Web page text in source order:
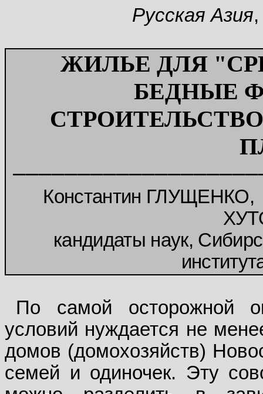
Русская Азия
ЖИЛЬЕ ДЛЯ
БЕДНЫЕ
Константин ГЛУЩЕНКО,
кандидаты наук,
По самой осторожной
условий нуждается не
домов (домохозяйств)
семей и одиночек. Эту